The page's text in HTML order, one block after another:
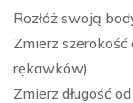
Rozłóż swoją
Zmierz
rękawków).
Zmierz długość